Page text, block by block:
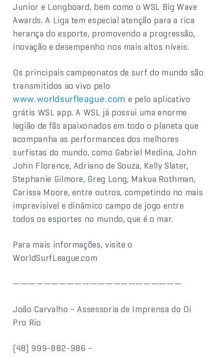
Junior e Longboard, bem como o WSL Big Wave
Awards. A Liga tem especial atenção para a rica
herança do esporte, promovendo a progressão,
inovação e desempenho nos mais altos níveis.
Os principais campeonatos de surf do mundo são
transmitidos ao vivo pelo
www.worldsurfleague.com e pelo aplicativo
grátis WSL app. A WSL já possui uma enorme
legião de fãs apaixonados em todo o planeta que
acompanha as performances dos melhores
surfistas do mundo, como Gabriel Medina, John
John Florence, Adriano de Souza, Kelly Slater,
Stephanie Gilmore, Greg Long, Makua Rothman,
Carissa Moore, entre outros, competindo no mais
imprevisível e dinâmico campo de jogo entre
todos os esportes no mundo, que é o mar.
Para mais informações, visite o
WorldSurfLeague.com
——————————————————————
João Carvalho – Assessoria de Imprensa do Oi
Pro Rio
(48) 999-882-986 –